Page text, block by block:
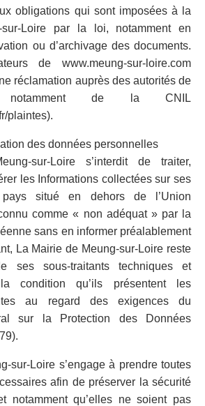
obligations qui sont imposées à la
sur-Loire par la loi, notamment en
ou d’archivage des documents.
de www.meung-sur-loire.com
réclamation auprès des autorités de
de la CNIL
plaintes).
des données personnelles
sur-Loire s’interdit de traiter,
les Informations collectées sur ses
situé en dehors de l’Union
comme « non adéquat » par la
sans en informer préalablement
La Mairie de Meung-sur-Loire reste
ses sous-traitants techniques et
condition qu’ils présentent les
au regard des exigences du
sur la Protection des Données
sur-Loire s’engage à prendre toutes
afin de préserver la sécurité
notamment qu’elles ne soient pas